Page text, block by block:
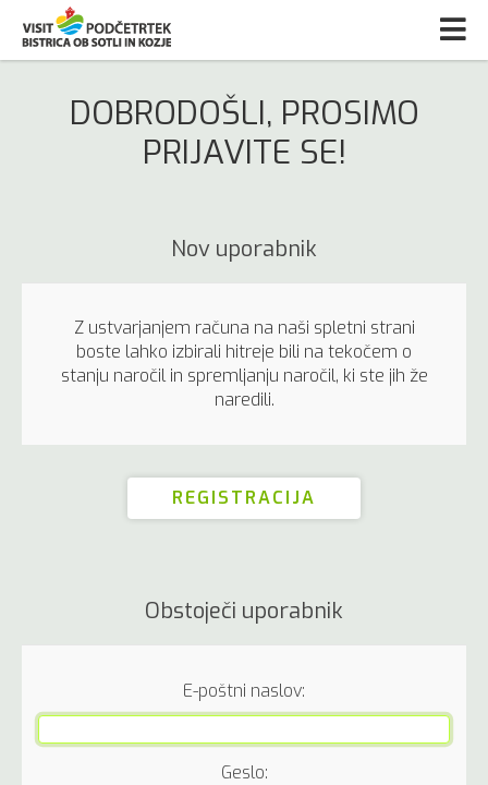
DOBRODOŠLI, PROSIMO
PRIJAVITE SE!
Nov uporabnik
Z ustvarjanjem računa na naši spletni strani
boste lahko izbirali hitreje bili na tekočem o
stanju naročil in spremljanju naročil, ki ste jih že
naredili.
Obstoječi uporabnik
E-poštni naslov:
Geslo: